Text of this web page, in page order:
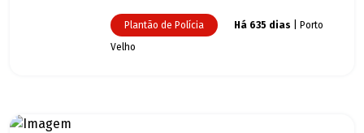
Plantão de Polícia Há 635 dias | Porto
Velho